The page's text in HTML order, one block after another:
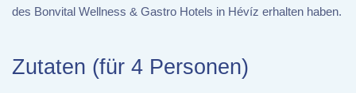
des Bonvital Wellness & Gastro Hotels in Hévíz erhalten haben.
Zutaten (für 4 Personen)